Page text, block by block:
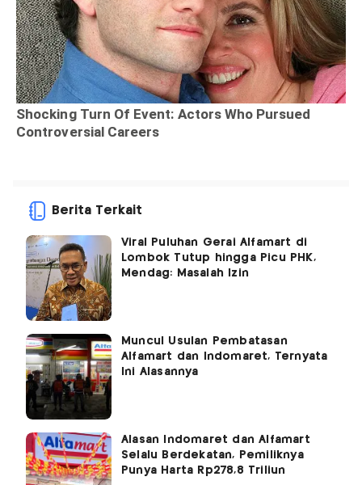
Berita Terkait
Viral Puluhan Gerai Alfamart di
Lombok Tutup hingga Picu PHK,
Mendag: Masalah Izin
Muncul Usulan Pembatasan
Alfamart dan Indomaret, Ternyata
Ini Alasannya
Alasan Indomaret dan Alfamart
Selalu Berdekatan, Pemiliknya
Punya Harta Rp278,8 Triliun